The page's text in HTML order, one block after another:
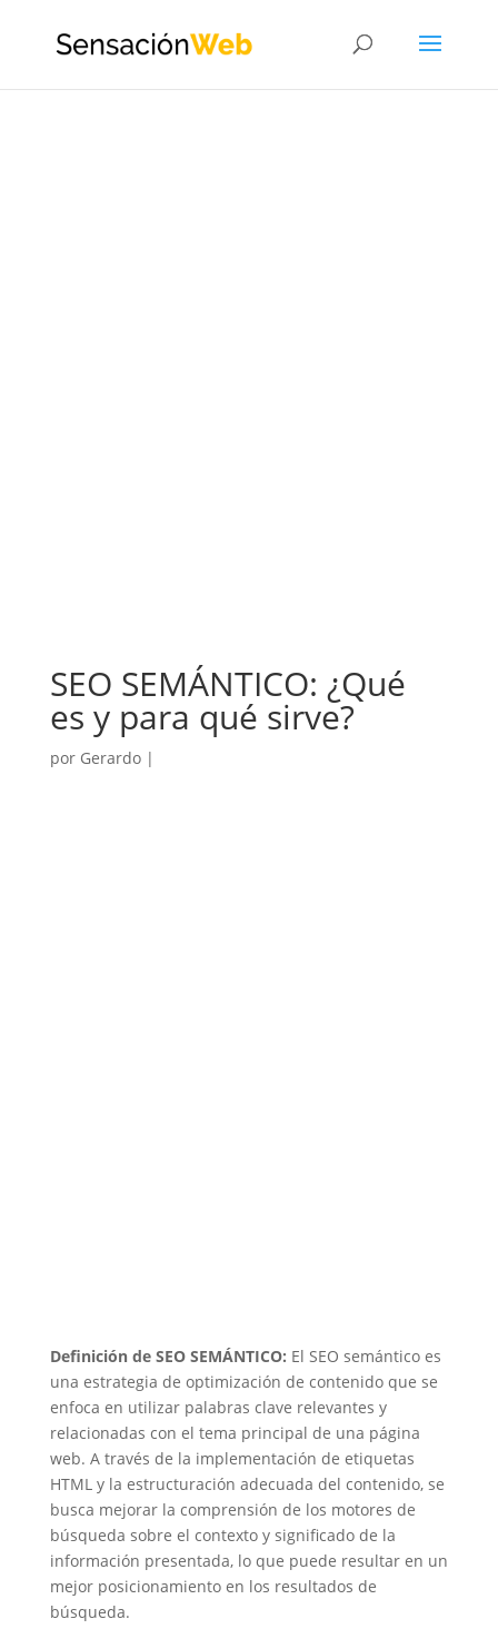
SEO SEMÁNTICO: ¿Qué
es y para qué sirve?
por Gerardo|
Definición de SEO SEMÁNTICO: El SEO semántico es
una estrategia de optimización de contenido que se
enfoca en utilizar palabras clave relevantes y
relacionadas con el tema principal de una página
web. A través de la implementación de etiquetas
HTML y la estructuración adecuada del contenido, se
busca mejorar la comprensión de los motores de
búsqueda sobre el contexto y significado de la
información presentada, lo que puede resultar en un
mejor posicionamiento en los resultados de
búsqueda.